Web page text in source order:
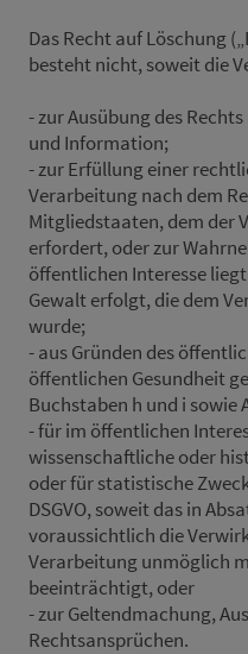
Das Recht auf Löschung
besteht nicht, soweit die
- zur Ausübung des
und Information;
- zur Erfüllung einer
Verarbeitung nach dem
Mitgliedstaaten, dem der
erfordert, oder zur
öffentlichen Interesse
Gewalt erfolgt, die dem
wurde;
- aus Gründen des
öffentlichen Gesundheit
Buchstaben h und i sowie
- für im öffentlichen
wissenschaftliche oder
oder für statistische
DSGVO, soweit das in
voraussichtlich die
Verarbeitung unmöglich
beeinträchtigt, oder
- zur Geltendmachung,
Rechtsansprüchen.